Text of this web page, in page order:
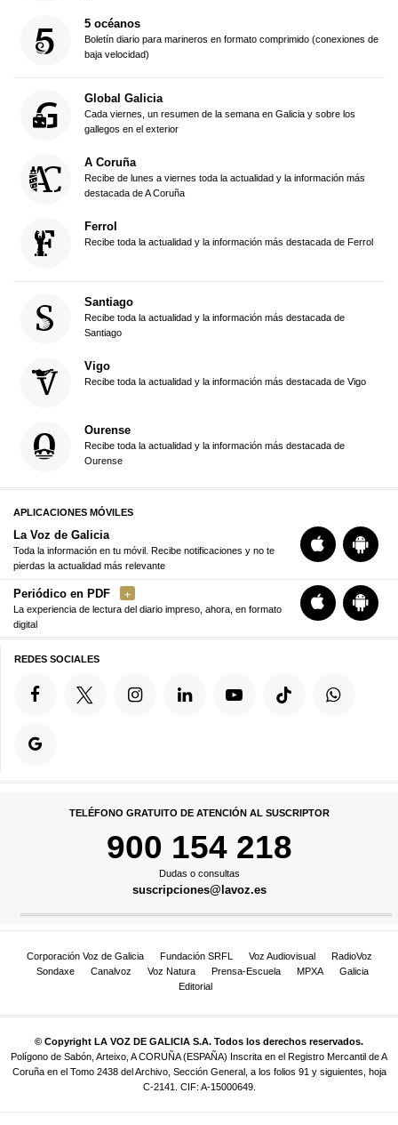
5 océanos
Boletín diario para marineros en formato comprimido (conexiones de
baja velocidad)
Global Galicia
Cada viernes, un resumen de la semana en Galicia y sobre los
gallegos en el exterior
A Coruña
Recibe de lunes a viernes toda la actualidad y la información más
destacada de A Coruña
Ferrol
Recibe toda la actualidad y la información más destacada de Ferrol
Santiago
Recibe toda la actualidad y la información más destacada de
Santiago
Vigo
Recibe toda la actualidad y la información más destacada de Vigo
Ourense
Recibe toda la actualidad y la información más destacada de
Ourense
APLICACIONES MÓVILES
La Voz de Galicia
Toda la información en tu móvil. Recibe notificaciones y no te
pierdas la actualidad más relevante
Periódico en PDF
La experiencia de lectura del diario impreso, ahora, en formato
digital
REDES SOCIALES
TELÉFONO GRATUITO DE ATENCIÓN AL SUSCRIPTOR
900 154 218
Dudas o consultas
suscripciones@lavoz.es
Corporación Voz de Galicia Fundación SRFL Voz Audiovisual
RadioVoz
Sondaxe
Canalvoz Voz Natura Prensa-Escuela MPXA
Galicia
Editorial
© Copyright LA VOZ DE GALICIA S.A. Todos los derechos reservados.
Polígono de Sabón, Arteixo, A CORUÑA (ESPAÑA) Inscrita en el Registro Mercantil de A
Coruña en el Tomo 2438 del Archivo, Sección General, a los folios 91 y siguientes, hoja
C-2141. CIF: A-15000649.